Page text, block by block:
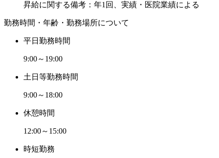
昇給に関する備考：年1回、実績・医院業績による
勤務時間・年齢・勤務場所について
平日勤務時間
9:00～19:00
土日等勤務時間
9:00～18:00
休憩時間
12:00～15:00
時短勤務